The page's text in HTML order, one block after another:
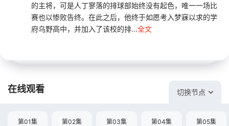
的主将，可是人丁寥落的排球部始终没有起色，唯一一场比
赛也以惨败告终。在此之后，他终于如愿考入梦寐以求的学
府乌野高中，并加入了该校的排...全文
在线观看 切换节点
第01集 第02集 第03集 第04集 第05集